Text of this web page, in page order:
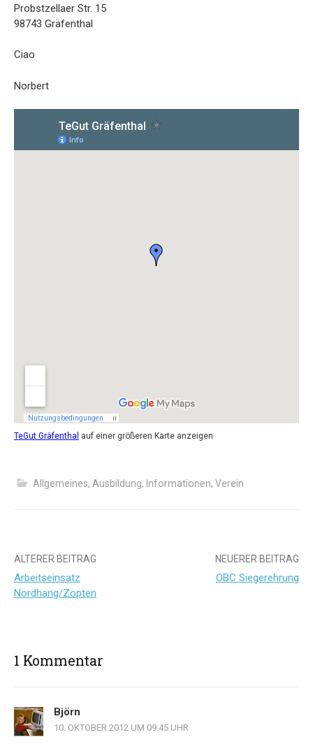
Probstzellaer Str. 15
98743 Gräfenthal
Ciao
Norbert
TeGut Gräfenthal auf einer größeren Karte anzeigen
Allgemeines, Ausbildung, Informationen, Verein
Beitrags-
Navigation
ÄLTERER BEITRAG
Arbeitseinsatz
Nordhang/Zopten
NEUERER BEITRAG
OBC Siegerehrung
1 Kommentar
Björn
10. OKTOBER 2012 UM 09:45 UHR